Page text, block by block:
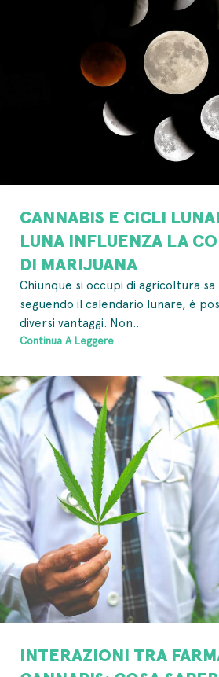
CANNABIS E CICLI
LUNA INFLUENZA LA
DI MARIJUANA
Chiunque si occupi di agricoltura sa
seguendo il calendario lunare, è
diversi vantaggi. Non...
Continua A Leggere
INTERAZIONI TRA